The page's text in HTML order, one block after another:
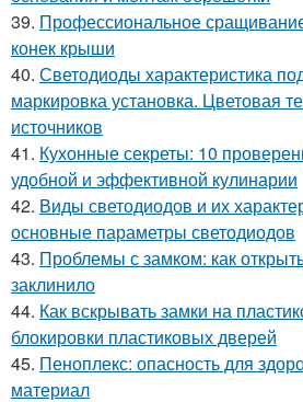
39. Профессиональное
конек крыши
40. Светодиоды характеристика
маркировка установка. Цветовая
источников
41. Кухонные секреты: 10
удобной и эффективной кулинарии
42. Виды светодиодов и их
основные параметры светодиодов
43. Проблемы с замком: как
заклинило
44. Как вскрывать замки на
блокировки пластиковых дверей
45. Пеноплекс: опасность для
материал